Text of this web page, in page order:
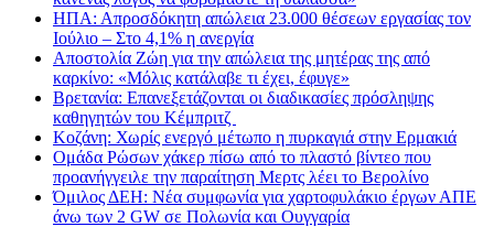
ΗΠΑ: Απροσδόκητη απώλεια 23.000 θέσεων εργασίας τον
Ιούλιο – Στο 4,1% η ανεργία
Αποστολία Ζώη για την απώλεια της μητέρας της από
καρκίνο: «Μόλις κατάλαβε τι έχει, έφυγε»
Βρετανία: Επανεξετάζονται οι διαδικασίες πρόσληψης
καθηγητών του Κέμπριτζ
Κοζάνη: Χωρίς ενεργό μέτωπο η πυρκαγιά στην Ερμακιά
Ομάδα Ρώσων χάκερ πίσω από το πλαστό βίντεο που
προανήγγειλε την παραίτηση Μερτς λέει το Βερολίνο
Όμιλος ΔΕΗ: Νέα συμφωνία για χαρτοφυλάκιο έργων ΑΠΕ
άνω των 2 GW σε Πολωνία και Ουγγαρία